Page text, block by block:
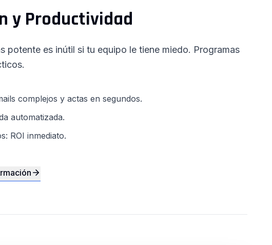
y Productividad
potente es inútil si tu equipo le tiene miedo. Programas
complejos y actas en segundos.
automatizada.
ROI inmediato.